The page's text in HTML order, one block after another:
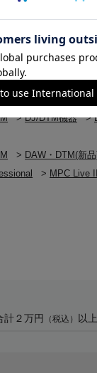
36dB
ス) x2
ジ：92dB（A特
20Ωソース）
特性、4mVrms
波歪+ノイズ）：
46dBu、-1dBFS）
135mVrms（
（1kHz）
-1dBFS）
：+12dBu
>MPC Live III
>DJ/DTM機器 >
>DJ/DTM機器 >
> DAW・DTM(新
> MPC Live
計２万円 （税込） 以